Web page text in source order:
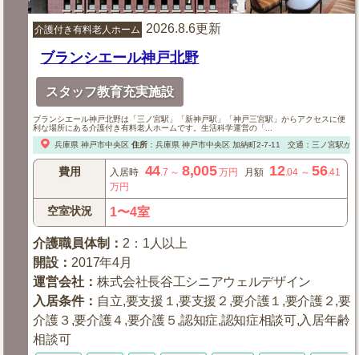
介護付き有料老人ホーム 2026.8.6更新
ブランシエール神戸北野
スタッフ教育充実施設
ブランシエール神戸北野は「三ノ宮駅」「新神戸駅」「神戸三宮駅」からアクセスに便
利な場所にある介護付き有料老人ホームです。生活科学運営の「...
兵庫県 神戸市中央区 住所： 兵庫県 神戸市中央区加納町2-7-11 交通：三ノ宮駅か
費用 入居時 44 .7 ～ 8,005万円 月額 12.04～56.41
万円
空室状況 1〜4室
介護職員体制 ： 2：1人以上
開設 ： 2017年4月
運営会社 ：株式会社長谷工シニアウェルデザイン
入居条件： 自立,要支援１,要支援２,要介護１,要介護２,要
介護３,要介護４,要介護５,認知症,認知症相談可,入居年齢
相談可